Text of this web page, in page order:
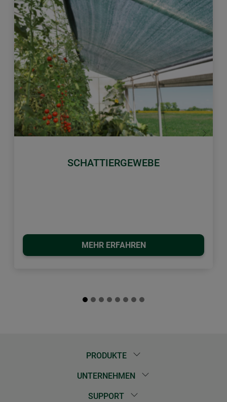
SCHATTIERGEWEBE
MEHR ERFAHREN
Zurück Weiter
PRODUKTE
UNTERNEHMEN
SUPPORT